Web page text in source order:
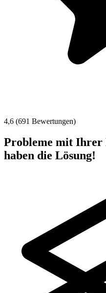
4,6 (691 Bewertungen)
Probleme mit Ihrer
haben die Lösung!